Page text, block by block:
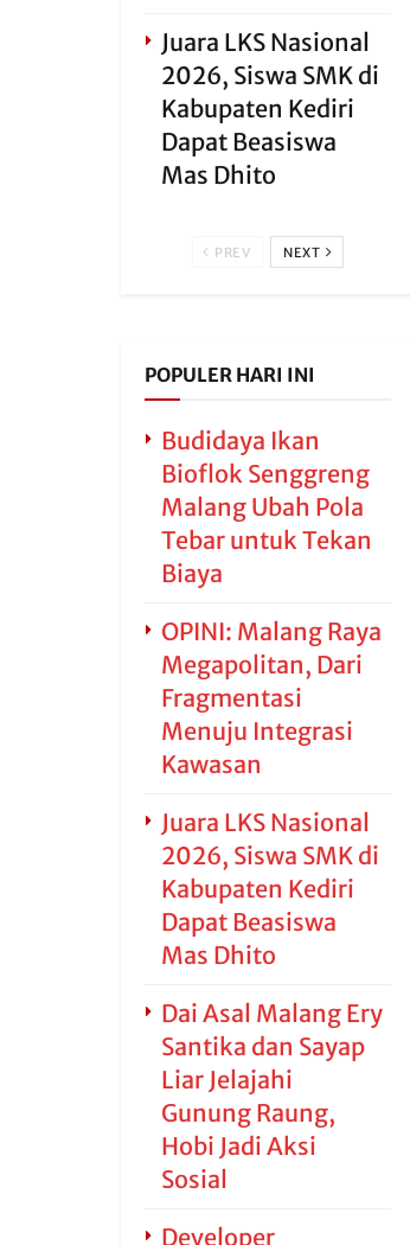
Juara LKS Nasional
2026, Siswa SMK di
Kabupaten Kediri
Dapat Beasiswa
Mas Dhito
PREV NEXT
POPULER HARI INI
Budidaya Ikan
Bioflok Senggreng
Malang Ubah Pola
Tebar untuk Tekan
Biaya
OPINI: Malang Raya
Megapolitan, Dari
Fragmentasi
Menuju Integrasi
Kawasan
Juara LKS Nasional
2026, Siswa SMK di
Kabupaten Kediri
Dapat Beasiswa
Mas Dhito
Dai Asal Malang Ery
Santika dan Sayap
Liar Jelajahi
Gunung Raung,
Hobi Jadi Aksi
Sosial
Developer